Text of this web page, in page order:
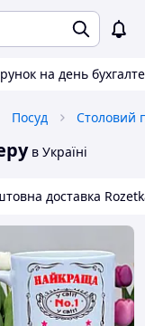
на день
Посуд Столовий
в Україні
доставка